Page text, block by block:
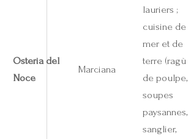
Osteria del
Noce
Marciana
lauriers ;
cuisine de
mer et de
terre (ragù
de poulpe,
soupes
paysannes,
sanglier,